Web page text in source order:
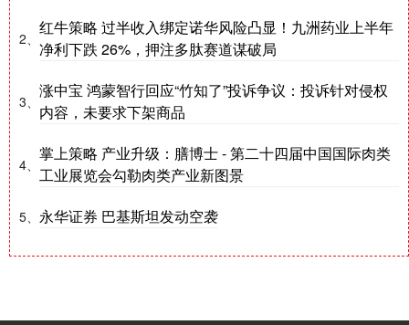
2、
红牛策略 过半收入绑定诺华风险凸显！九洲药业上半年
净利下跌 26%，押注多肽赛道谋破局
3、
涨中宝 鸿蒙智行回应“竹知了”投诉争议：投诉针对侵权
内容，未要求下架商品
4、
掌上策略 产业升级：膳博士 - 第二十四届中国国际肉类
工业展览会勾勒肉类产业新图景
5、 永华证券 巴基斯坦发动空袭